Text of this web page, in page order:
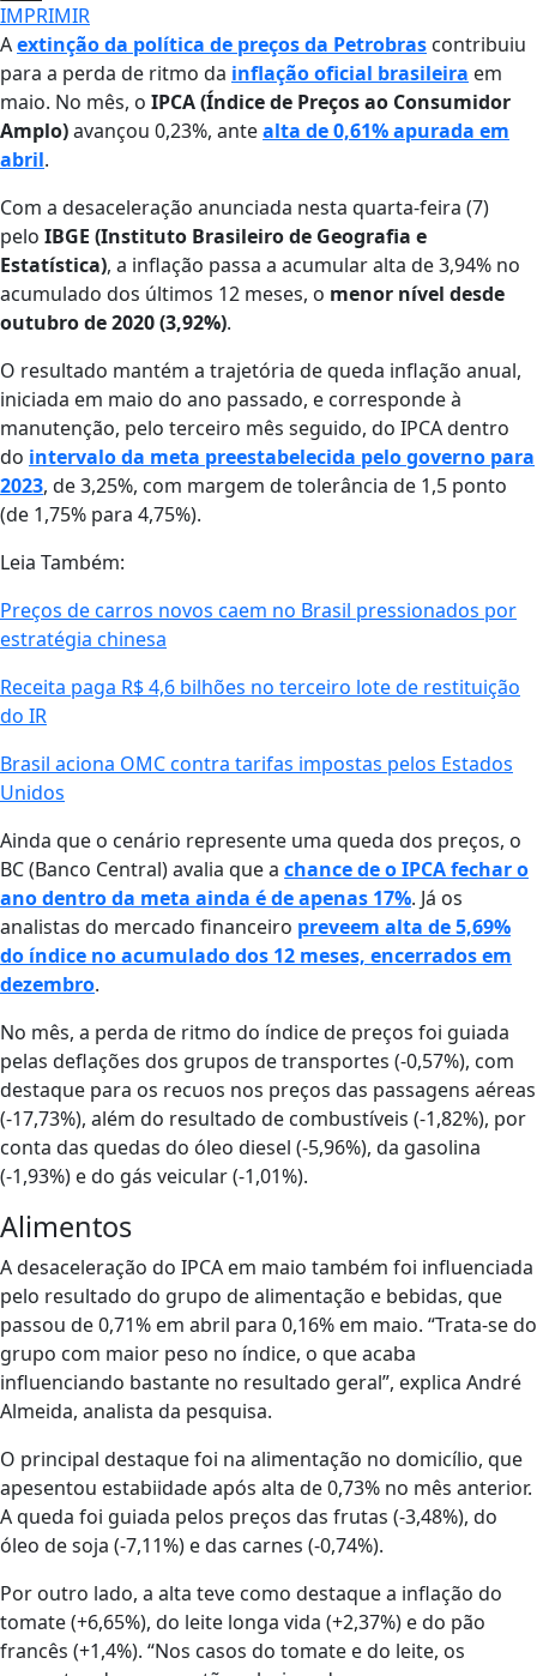
IMPRIMIR
Aextinção da política de preços da Petrobras contribuiu
para a perda de ritmo da inflação oficial brasileira em
maio. No mês, o IPCA (Índice de Preços ao Consumidor
Amplo)avançou 0,23%, antealta de 0,61% apurada em
abril.
Com a desaceleração anunciada nesta quarta-feira (7)
pelo IBGE (Instituto Brasileiro de Geografia e
Estatística), a inflação passa a acumular alta de 3,94% no
acumulado dos últimos 12 meses, o menor nível desde
outubro de 2020 (3,92%).
O resultado mantém a trajetória de queda inflação anual,
iniciada em maio do ano passado, e corresponde à
manutenção, pelo terceiro mês seguido, do IPCA dentro
do intervalo da meta preestabelecida pelo governo para
2023, de 3,25%, com margem de tolerância de 1,5 ponto
(de 1,75% para 4,75%).
Leia Também:
Preços de carros novos caem no Brasil pressionados por
estratégia chinesa
Receita paga R$ 4,6 bilhões no terceiro lote de restituição
do IR
Brasil aciona OMC contra tarifas impostas pelos Estados
Unidos
Ainda que o cenário represente uma queda dos preços, o
BC (Banco Central) avalia que a chance de o IPCA fechar o
ano dentro da meta ainda é de apenas 17%. Já os
analistas do mercado financeiro preveem alta de 5,69%
do índice no acumulado dos 12 meses, encerrados em
dezembro.
No mês, a perda de ritmo do índice de preços foi guiada
pelas deflações dos grupos de transportes (-0,57%), com
destaque para os recuos nos preços das passagens aéreas
(-17,73%), além do resultado de combustíveis (-1,82%), por
conta das quedas do óleo diesel (-5,96%), da gasolina
(-1,93%) e do gás veicular (-1,01%).
Alimentos
A desaceleração do IPCA em maio também foi influenciada
pelo resultado do grupo de alimentação e bebidas, que
passou de 0,71% em abril para 0,16% em maio. “Trata-se do
grupo com maior peso no índice, o que acaba
influenciando bastante no resultado geral”, explica André
Almeida, analista da pesquisa.
O principal destaque foi na alimentação no domicílio, que
apesentou estabiidade após alta de 0,73% no mês anterior.
A queda foi guiada pelos preços das frutas (-3,48%), do
óleo de soja (-7,11%) e das carnes (-0,74%).
Por outro lado, a alta teve como destaque a inflação do
tomate (+6,65%), do leite longa vida (+2,37%) e do pão
francês (+1,4%). “Nos casos do tomate e do leite, os